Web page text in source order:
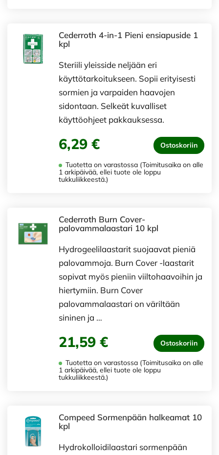
Cederroth 4-in-1 Pieni ensiapuside 1
kpl
Steriili yleisside neljään eri
käyttötarkoitukseen. Sopii erityisesti
sormien ja varpaiden haavojen
sidontaan. Selkeät kuvalliset
käyttöohjeet pakkauksessa.
6,29 € Ostoskoriin
Tuotetta on varastossa (Toimitusaika on alle
1 arkipäivää, ellei tuote ole loppu
tukkuliikkeestä.)
Cederroth Burn Cover-
palovammalaastari 10 kpl
Hydrogeelilaastarit suojaavat pieniä
palovammoja. Burn Cover -laastarit
sopivat myös pieniin viiltohaavoihin ja
hiertymiin. Burn Cover
palovammalaastari on väriltään
sininen ja …
21,59 € Ostoskoriin
Tuotetta on varastossa (Toimitusaika on alle
1 arkipäivää, ellei tuote ole loppu
tukkuliikkeestä.)
Compeed Sormenpään halkeamat 10
kpl
Hydrokolloidilaastari sormenpään